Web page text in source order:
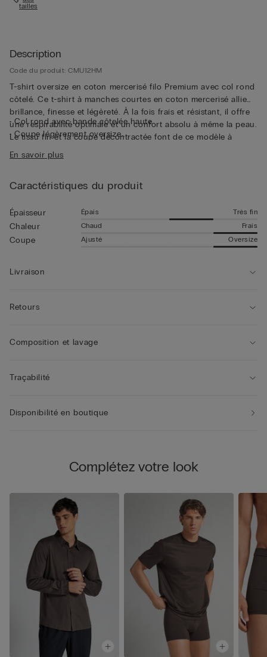
tailles
Description
Code du produit: CMU12HM
T-shirt oversize en coton mercerisé filo Premium avec col rond
côtelé. Ce t-shirt à manches courtes en coton mercerisé allie
brillance, finesse et légèreté. À la fois frais et résistant, il offre
une respirabilité optimale et un confort absolu à même la peau.
Le tissu fin et la coupe décontractée font de ce modèle à
manches courtes une pièce parfaite à porter seule, même lors
des journées les plus chaudes.
• Col rond avec bande côtelée haute
• Coupe légèrement oversize
En savoir plus
Caractéristiques du produit
Épaisseur Épais Très fin
Chaleur Chaud Frais
Coupe Ajusté Oversize
Livraison
Retours
Composition et lavage
Traçabilité
Disponibilité en boutique
Complétez votre look